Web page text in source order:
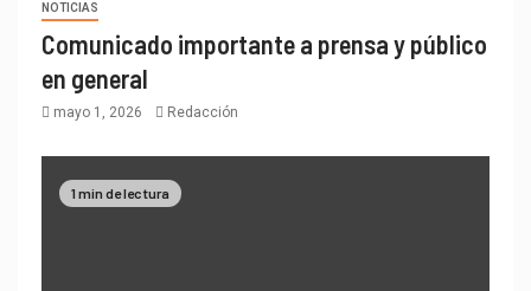
NOTICIAS
Comunicado importante a prensa y público
en general
mayo 1, 2026 Redacción
1 min de lectura